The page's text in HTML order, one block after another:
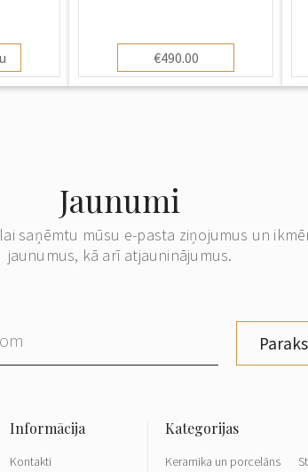
€490.00
Jaunumi
saņēmtu mūsu e-pasta ziņojumus un
jaunumus, kā arī atjauninājumus.
Kontakti Keramika un porcelāns